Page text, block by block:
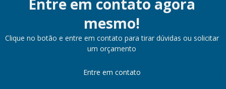
Entre em contato agora
mesmo!
Clique no botão e entre em contato para tirar dúvidas ou solicitar
um orçamento
Entre em contato